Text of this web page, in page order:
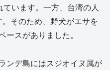
います。一方、台湾の人
そのため、野犬がエサを
スがありました。
ンデ島にはスジオイヌ属が